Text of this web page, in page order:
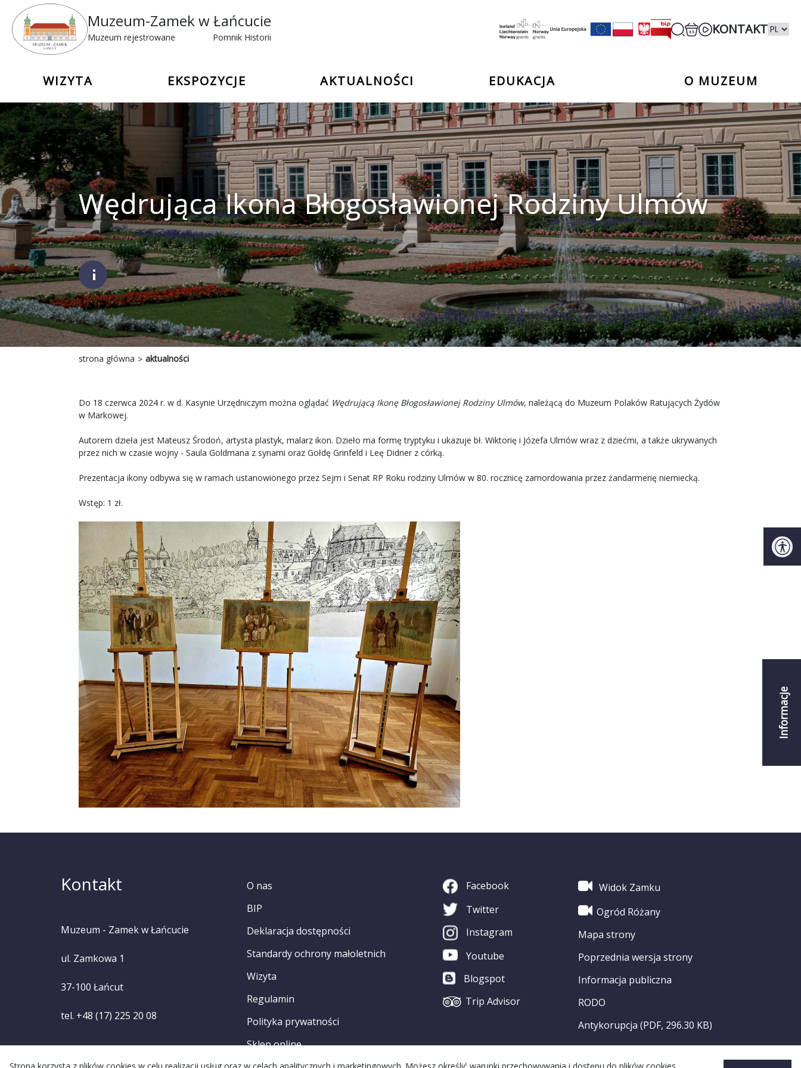
Muzeum-Zamek w Łańcucie
Muzeum rejestrowane Pomnik Historii
KONTAKT
WIZYTA EKSPOZYCJE AKTUALNOŚCI EDUKACJA O MUZEUM
Informacje
Wędrująca Ikona Błogosławionej Rodziny Ulmów
;
strona główna aktualności
Do 18 czerwca 2024 r. w d. Kasynie Urzędniczym można oglądać Wędrującą Ikonę Błogosławionej Rodziny Ulmów, należącą do Muzeum Polaków Ratujących Żydów
w Markowej.
Autorem dzieła jest Mateusz Środoń, artysta plastyk, malarz ikon. Dzieło ma formę tryptyku i ukazuje bł. Wiktorię i Józefa Ulmów wraz z dziećmi, a także ukrywanych
przez nich w czasie wojny - Saula Goldmana z synami oraz Gołdę Grinfeld i Leę Didner z córką.
Prezentacja ikony odbywa się w ramach ustanowionego przez Sejm i Senat RP Roku rodziny Ulmów w 80. rocznicę zamordowania przez żandarmerię niemiecką.
Wstęp: 1 zł.
Kontakt
Muzeum - Zamek w Łańcucie
ul. Zamkowa 1
37-100 Łańcut
tel. +48 (17) 225 20 08
O nas
BIP
Deklaracja dostępności
Standardy ochrony małoletnich
Wizyta
Regulamin
Polityka prywatności
Sklep online
Facebook
Twitter
Instagram
Youtube
Blogspot
Trip Advisor
Widok Zamku
Ogród Różany
Mapa strony
Poprzednia wersja strony
Informacja publiczna
RODO
Antykorupcja (PDF, 296.30 KB)